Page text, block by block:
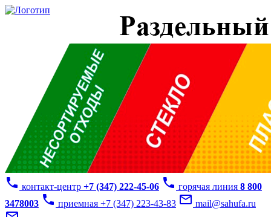
phone контакт-центр +7 (347) 222-45-06 phone горячая линия 8 800
3478003 phone приемная +7 (347) 223-43-83 mail_outline mail@sahufa.ru